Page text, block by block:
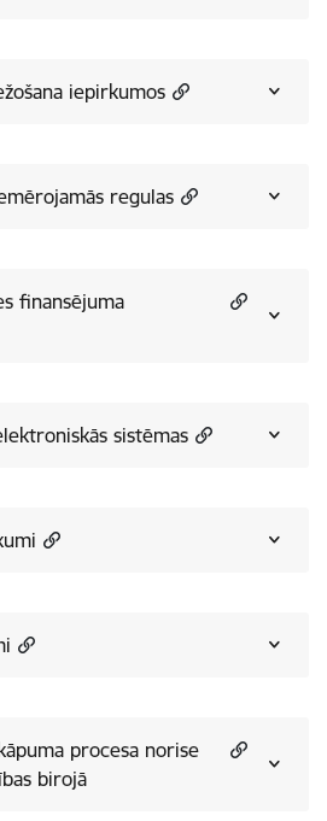
iepirkumos
regulas
finansējuma
sistēmas
procesa norise
birojā